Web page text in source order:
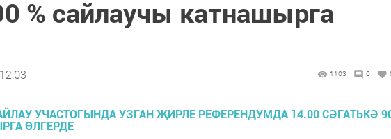
% сайлаучы катнашырга
1103 0